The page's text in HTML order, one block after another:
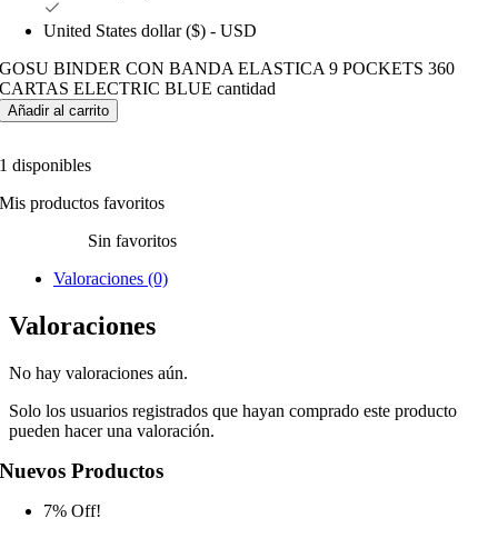
United States dollar ($) - USD
GOSU BINDER CON BANDA ELASTICA 9 POCKETS 360
CARTAS ELECTRIC BLUE cantidad
Añadir al carrito
1 disponibles
Mis productos favoritos
Sin favoritos
Valoraciones (0)
Valoraciones
No hay valoraciones aún.
Solo los usuarios registrados que hayan comprado este producto
pueden hacer una valoración.
Nuevos Productos
7% Off!